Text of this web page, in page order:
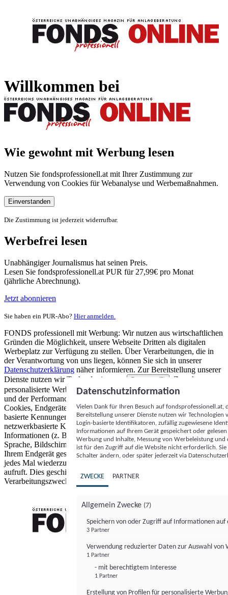
Willkommen bei
Wie gewohnt mit Werbung lesen
Nutzen Sie fondsprofessionell.at mit Ihrer Zustimmung zur
Verwendung von Cookies für Webanalyse und Werbemaßnahmen.
Einverstanden
Die Zustimmung ist jederzeit widerrufbar.
Werbefrei lesen
Unabhängiger Journalismus hat seinen Preis.
Lesen Sie fondsprofessionell.at PUR für 27,99€ pro Monat
(jährliche Abrechnung).
Jetzt abonnieren
Sie haben ein PUR-Abo? Hier anmelden.
FONDS professionell mit Werbung: Wir nutzen aus wirtschaftlichen
Gründen die Möglichkeit, unsere Webseite Dritten als digitalen
Werbeplatz zur Verfügung zu stellen. Über Verarbeitungen, die in
der Verantwortung von uns liegen, können Sie sich in unserer
Datenschutzerklärung näher informieren. Zur Bereitstellung unserer
Dienste nutzen wir Technologien von
Partnern (5)
. Zwecke:
personalisierte Werbung und Inhalte, Messung von Werbeleistung
und der Performance von Inhalten sowie Zielgruppenforschung.
Cookies, Endgeräte- oder ähnliche Online-Kennungen (z. B. login-
basierte Kennungen, zufällig generierte Kennungen,
netzwerkbasierte Kennungen) können zusammen mit anderen
Informationen (z. B. Browsertyp und Browserinformationen,
Sprache, Bildschirmgröße, unterstützte Technologien usw.) auf
Ihrem Endgerät gespeichert oder von dort ausgelesen werden, um es
jedes Mal wiederzuerkennen, wenn es eine App oder einer Webseite
aufruft. Dies geschieht für einen oder mehrere der hier aufgeführten
Verarbeitungszwecke.
Datenschutzinformation
Vielen Dank für Ihren Besuch auf
Bereitstellung unserer Dienste nutzen wir Technologien
Login-basierte Identifikatoren, zufällig zugewiesene
Informationen auf Ihrem Gerät gespeichert oder
Werbung und Inhalte, Messung von Werbeleistung
ist für den Zugriff auf die Website nicht erforderlich.
Schalter ändern, oder später jederzeit via
ZWECKE PARTNER
Allgemein Zwecke (7)
Speichern von oder Zugriff auf Informationen auf
3 Partner
Verwendung reduzierter Daten zur Auswahl von
1 Partner
- mit berechtigtem Interesse
1 Partner
Erstellung von Profilen für personalisierte
FONDS professionell